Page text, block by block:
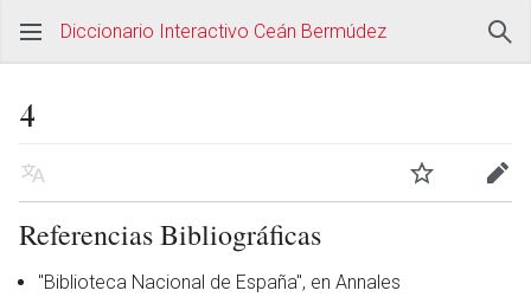
Diccionario Interactivo Ceán Bermúdez
4
Referencias Bibliográficas
"Biblioteca Nacional de España", en Annales